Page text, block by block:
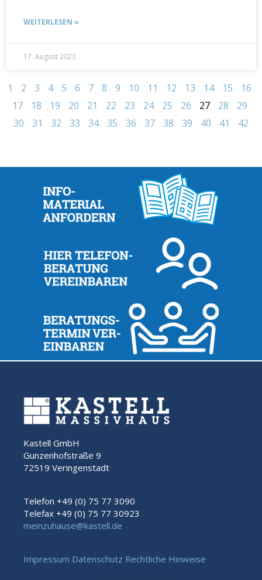
WEITERLESEN »
17. August 2023
1 2 3 4 5 6 7 8 9 10 11 12 13 14 15
16
17
18 19 20 21 22 23 24 25 26 27 28
29
30
31 32 33 34 35 36 37 38 39 40 41 42
Kastell GmbH
Gunzenhofstraße 9
72519 Veringenstadt
Telefon +49 (0) 75 77 3090
Telefax +49 (0) 75 77 30923
meinzuhause@kastell.de
Impressum Datenschutz Rechtliche Hinweise